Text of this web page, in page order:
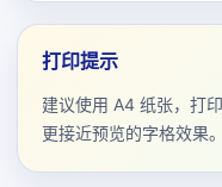
打印提示
建议使用 A4 纸张，打
更接近预览的字格效果。